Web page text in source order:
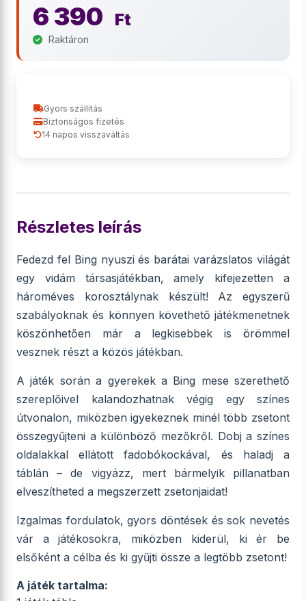
6 390 Ft
Raktáron
Gyors szállítás
Biztonságos fizetés
14 napos visszaváltás
Részletes leírás
Fedezd fel Bing nyuszi és barátai varázslatos világát
egy vidám társasjátékban, amely kifejezetten a
hároméves korosztálynak készült! Az egyszerű
szabályoknak és könnyen követhető játékmenetnek
köszönhetően már a legkisebbek is örömmel
vesznek részt a közös játékban.
A játék során a gyerekek a Bing mese szerethető
szereplőivel kalandozhatnak végig egy színes
útvonalon, miközben igyekeznek minél több zsetont
összegyűjteni a különböző mezőkről. Dobj a színes
oldalakkal ellátott fadobókockával, és haladj a
táblán – de vigyázz, mert bármelyik pillanatban
elveszítheted a megszerzett zsetonjaidat!
Izgalmas fordulatok, gyors döntések és sok nevetés
vár a játékosokra, miközben kiderül, ki ér be
elsőként a célba és ki gyűjti össze a legtöbb zsetont!
A játék tartalma: